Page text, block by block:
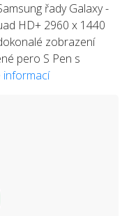
řady Galaxy -
HD+ 2960 x 1440
zobrazení
pero S Pen s
informací